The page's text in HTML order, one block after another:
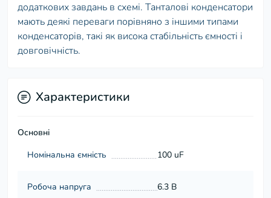
додаткових завдань в схемі. Танталові конденсатори
мають деякі переваги порівняно з іншими типами
конденсаторів, такі як висока стабільність ємності і
довговічність.
Характеристики
Основні
Номінальна ємність
100 uF
Робоча напруга 6.3 В